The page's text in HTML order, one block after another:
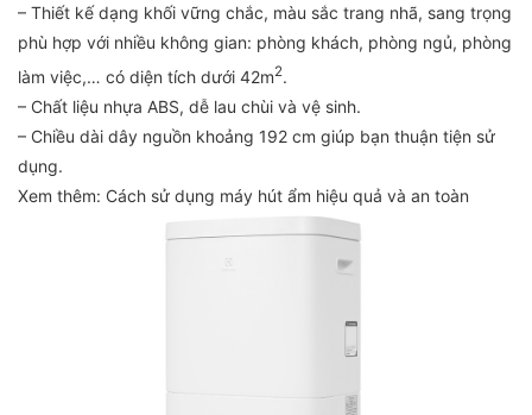
– Thiết kế dạng khối vững chắc, màu sắc trang nhã, sang trọng
phù hợp với nhiều không gian: phòng khách, phòng ngủ, phòng
làm việc,… có diện tích dưới 42m2.
– Chất liệu nhựa ABS, dễ lau chùi và vệ sinh.
– Chiều dài dây nguồn khoảng 192 cm giúp bạn thuận tiện sử
dụng.
Xem thêm: Cách sử dụng máy hút ẩm hiệu quả và an toàn